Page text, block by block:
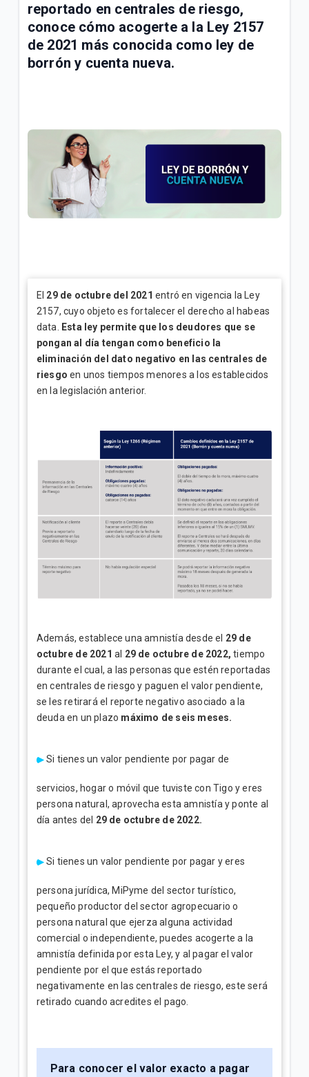
Información importante de recursos de ley sobre
radicación de PQRS | General
Compra de acciones de UNE por parte de Millicom |
General
¿Tu servicio cambió? Actualiza tu plan en Mi Tigo |
General
Conoce tu factura Tigo | General
Soporte técnico para tus servicios Tigo | General
reportado en centrales de riesgo,
conoce cómo acogerte a la Ley 2157
de 2021 más conocida como ley de
borrón y cuenta nueva.
El 29 de octubre del 2021 entró en vigencia la Ley
2157, cuyo objeto es fortalecer el derecho al habeas
data. Esta ley permite que los deudores que se
pongan al día tengan como beneficio la
eliminación del dato negativo en las centrales de
riesgo en unos tiempos menores a los establecidos
en la legislación anterior.
Además, establece una amnistía desde el 29 de
octubre de 2021 al 29 de octubre de 2022, tiempo
durante el cual, a las personas que estén reportadas
en centrales de riesgo y paguen el valor pendiente,
se les retirará el reporte negativo asociado a la
deuda en un plazo máximo de seis meses.
Si tienes un valor pendiente por pagar de
servicios, hogar o móvil que tuviste con Tigo y eres
persona natural, aprovecha esta amnistía y ponte al
día antes del 29 de octubre de 2022.
Si tienes un valor pendiente por pagar y eres
persona jurídica, MiPyme del sector turístico,
pequeño productor del sector agropecuario o
persona natural que ejerza alguna actividad
comercial o independiente, puedes acogerte a la
amnistía definida por esta Ley, y al pagar el valor
pendiente por el que estás reportado
negativamente en las centrales de riesgo, este será
retirado cuando acredites el pago.
Para conocer el valor exacto a pagar